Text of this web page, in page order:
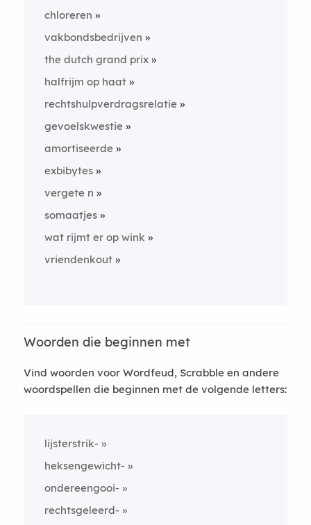
chloreren
vakbondsbedrijven
the dutch grand prix
halfrijm op haat
rechtshulpverdragsrelatie
gevoelskwestie
amortiseerde
exbibytes
vergete n
somaatjes
wat rijmt er op wink
vriendenkout
Woorden die beginnen met
Vind woorden voor Wordfeud, Scrabble en andere
woordspellen die beginnen met de volgende letters:
lijsterstrik-
heksengewicht-
ondereengooi-
rechtsgeleerd-